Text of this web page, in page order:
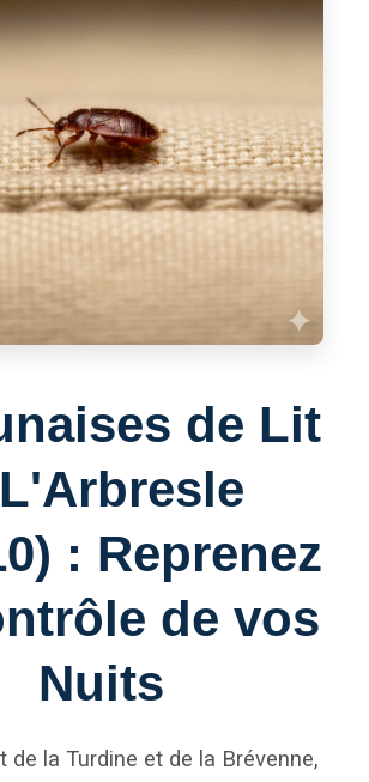
de Lit
: Reprenez
de vos
Nuits
de la Turdine et de la Brévenne,